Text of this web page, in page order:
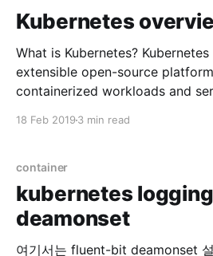
Kubernetes
What is Kubernetes? Kubernetes is a portable,
extensible open-source
containerized workloads and
container) * Horizontal scaling * Automated rollouts
and rollbacks * Self-healing * Service discovery and
load balancing * Secret and configuration
management Ref:
18 Feb 2019 3 min read
container
kubernetes
deamonset
여기서는 fluent-bit deamonset